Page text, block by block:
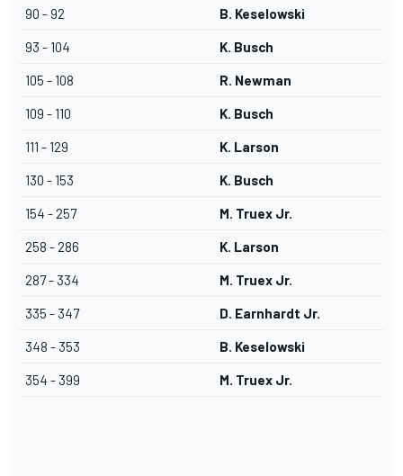
90 - 92 B. Keselowski
93 - 104 K. Busch
105 - 108 R. Newman
109 - 110 K. Busch
111 - 129 K. Larson
130 - 153 K. Busch
154 - 257 M. Truex Jr.
258 - 286 K. Larson
287 - 334 M. Truex Jr.
335 - 347 D. Earnhardt Jr.
348 - 353 B. Keselowski
354 - 399 M. Truex Jr.